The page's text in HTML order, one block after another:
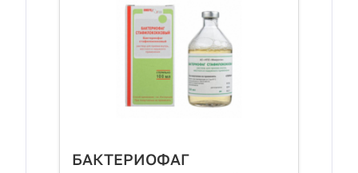
БАКТЕРИОФАГ